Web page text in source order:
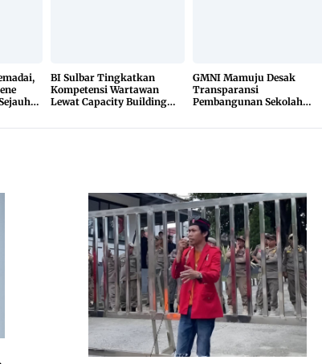
BI Sulbar Tingkatkan
Kompetensi Wartawan
Lewat Capacity Building
GMNI Mamuju Desak
Transparansi
Pembangunan Sekolah
Material Dibuka